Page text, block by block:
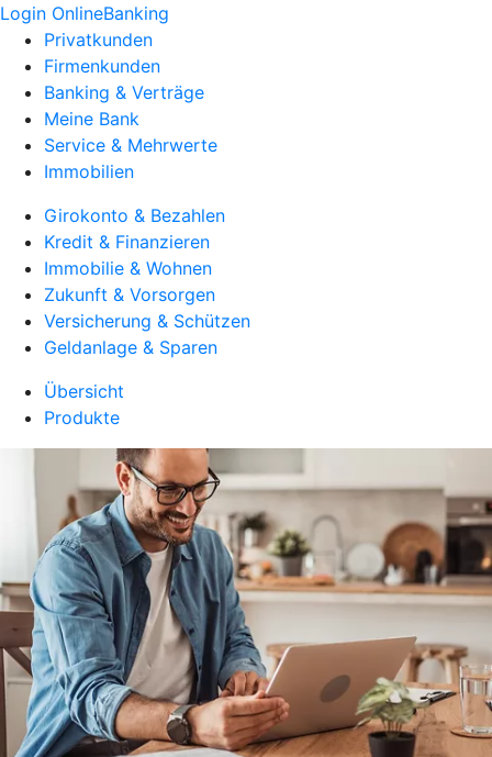
Login OnlineBanking
Privatkunden
Firmenkunden
Banking & Verträge
Meine Bank
Service & Mehrwerte
Immobilien
Girokonto & Bezahlen
Kredit & Finanzieren
Immobilie & Wohnen
Zukunft & Vorsorgen
Versicherung & Schützen
Geldanlage & Sparen
Übersicht
Produkte